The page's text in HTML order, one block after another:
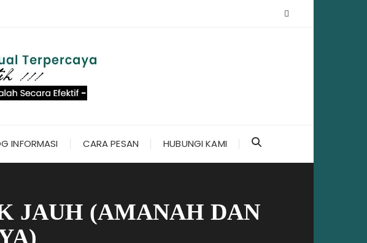
INFORMASI CARA PESAN HUBUNGI KAMI
JAUH (AMANAH DAN